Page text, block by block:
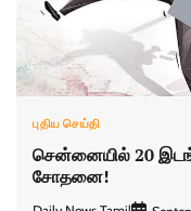
புதிய செய்தி
சென்னையில் 20
சோதனை!